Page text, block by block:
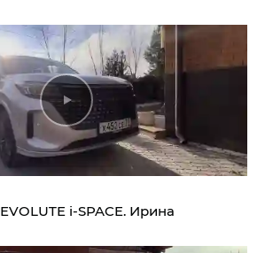
EVOLUTE i‑SPACE. Ирина